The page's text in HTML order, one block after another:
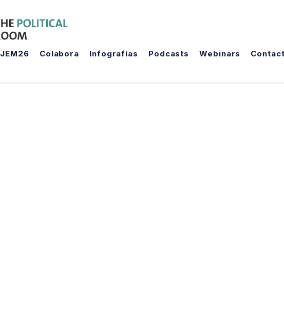
JEM26 Colabora Infografías Podcasts Webinars